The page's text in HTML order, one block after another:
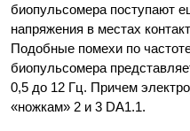
биопульсомера поступают
напряжения в местах
Подобные помехи по
биопульсомера
0,5 до 12 Гц. Причем
«ножкам» 2 и 3 DA1.1.